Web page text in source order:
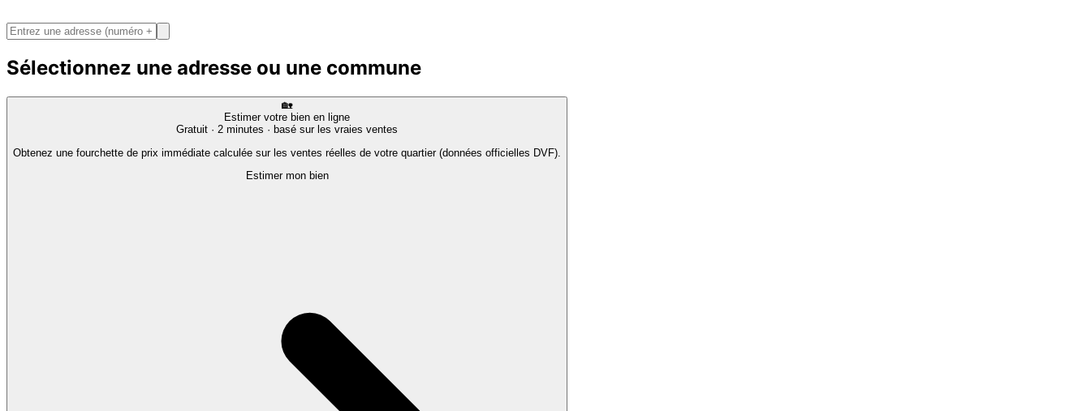
Sélectionnez une adresse ou une commune
🏡
Estimer votre bien en ligne
Gratuit · 2 minutes · basé sur les vraies ventes
Obtenez une fourchette de prix immédiate calculée sur les ventes réelles de votre quartier (données officielles DVF).
Estimer mon bien